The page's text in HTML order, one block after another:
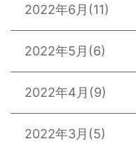
2022年6月 (11)
2022年5月 (6)
2022年4月 (9)
2022年3月 (5)